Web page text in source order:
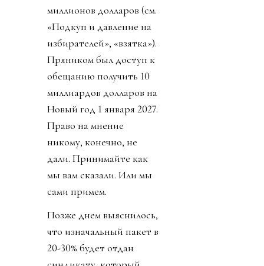
Источник изображения
@fifaworldcup
День 1. Инфантино
сбросил бомбу. У
некоммерческой
организации FIFA будет
создана коммерческая
«дочка» - частный
инвестиционный фонд
FFE, который будет
рулить, то есть
“развивать” футбол по
миру. 211 федерациям
дали 53 дня принять
этот план и получить 40